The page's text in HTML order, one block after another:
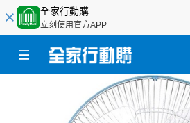
全家行動購
立刻使用官方APP